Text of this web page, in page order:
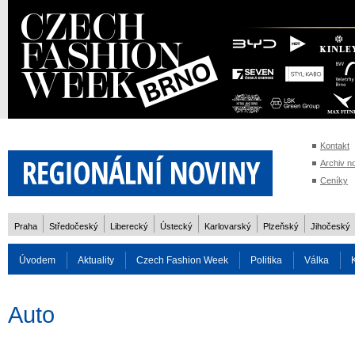
Kontakt
Archiv
Ceníky
Praha Středočeský Liberecký Ústecký Karlovarský Plzeňský Jihočeský
Úvodem Aktuality Czech Fashion Week Politika Válka
Auto